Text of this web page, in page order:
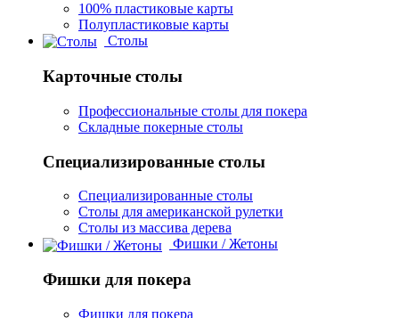
100% пластиковые карты
Полупластиковые карты
Столы
Карточные столы
Профессиональные столы для покера
Складные покерные столы
Специализированные столы
Специализированные столы
Столы для американской рулетки
Столы из массива дерева
Фишки / Жетоны
Фишки для покера
Фишки для покера